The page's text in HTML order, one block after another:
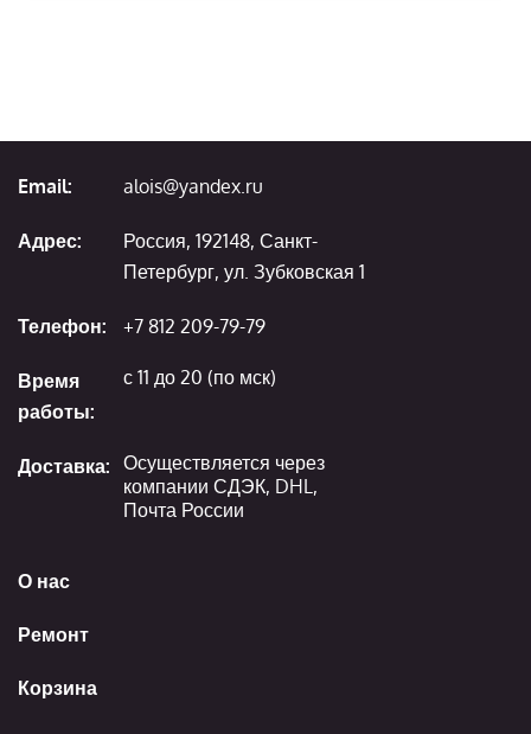
О нас
Ремонт
Корзина
Email: alois@yandex.ru
Адрес:
Россия, 192148, Санкт-
Петербург, ул. Зубковская 1
Телефон: +7 812 209-79-79
Время
работы:
с 11 до 20 (по мск)
Доставка: Осуществляется через
компании СДЭК, DHL,
Почта России